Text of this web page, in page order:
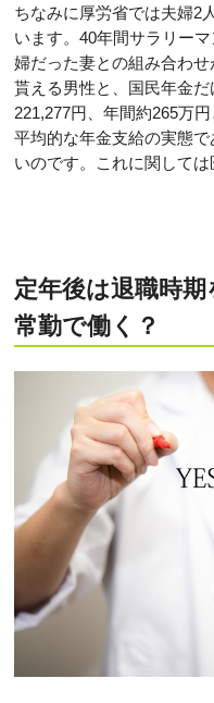
ちなみに厚労省では夫婦2
います。40年間サラリー
婦だった妻との組み合わ
貰える男性と、国民年金
221,277円、年間約265万
平均的な年金支給の実態
いのです。これに関しては
定年後は退職時
常勤で働く？